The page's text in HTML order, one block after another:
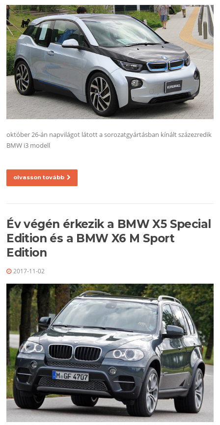
október 26-án napvilágot látott a sorozatgyártásban kínált százezredik
BMW i3 modell
olvasson tovább
Év végén érkezik a BMW X5 Special
Edition és a BMW X6 M Sport
Edition
2017-11-02